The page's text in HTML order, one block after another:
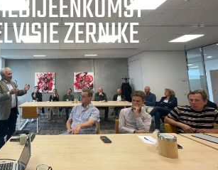
ZERNIKE